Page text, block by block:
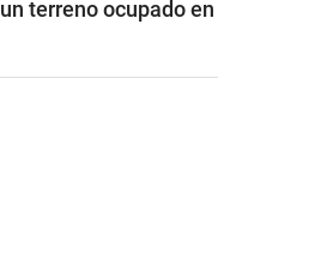
terreno ocupado en